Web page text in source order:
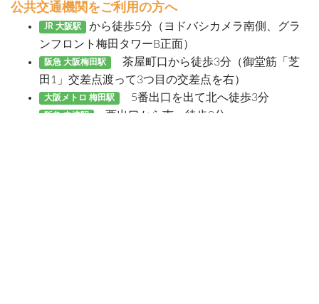
公共交通機関をご利用の方へ
JR 大阪駅
から徒歩5分（ヨドバシカメラ南側、グラ
ンフロント梅田タワーB正面）
阪急 大阪梅田駅
茶屋町口から徒歩3分（御堂筋「芝
田1」交差点渡って3つ目の交差点を右）
大阪メトロ 梅田駅 5番出口を出て北へ徒歩3分
阪急 中津駅 西出口から南へ徒歩9分